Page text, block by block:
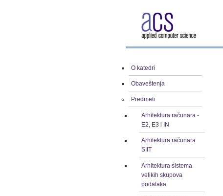
O katedri
Obaveštenja
Predmeti
Arhitektura računara -
E2, E3 i IN
Arhitektura računara
SIIT
Arhitektura sistema
velikih skupova
podataka